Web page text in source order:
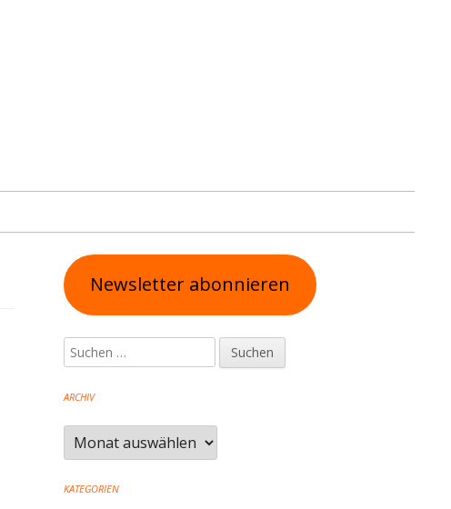
Haupt-
Seitenleiste
Newsletter abonnieren
Suchen
nach:
ARCHIV
Archiv
KATEGORIEN